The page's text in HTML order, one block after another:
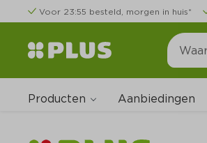
Voor 23:55 besteld, morgen in huis*
Producten Aanbiedingen